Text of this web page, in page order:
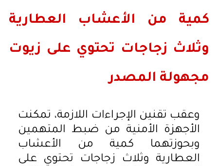
كمية من الأعشاب العطارية
وثلاث زجاجات تحتوي على زيوت
مجهولة المصدر
وعقب تقنين الإجراءات اللازمة، تمكنت
الأجهزة الأمنية من ضبط المتهمين
وبحوزتهما كمية من الأعشاب
العطارية وثلاث زجاجات تحتوي على